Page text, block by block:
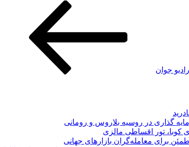
جوان
گذاری در روسیه بلاروس و رومانی
کوبا، تور اقساطی مالزی
برای معامله‌گران بازارهای جهانی